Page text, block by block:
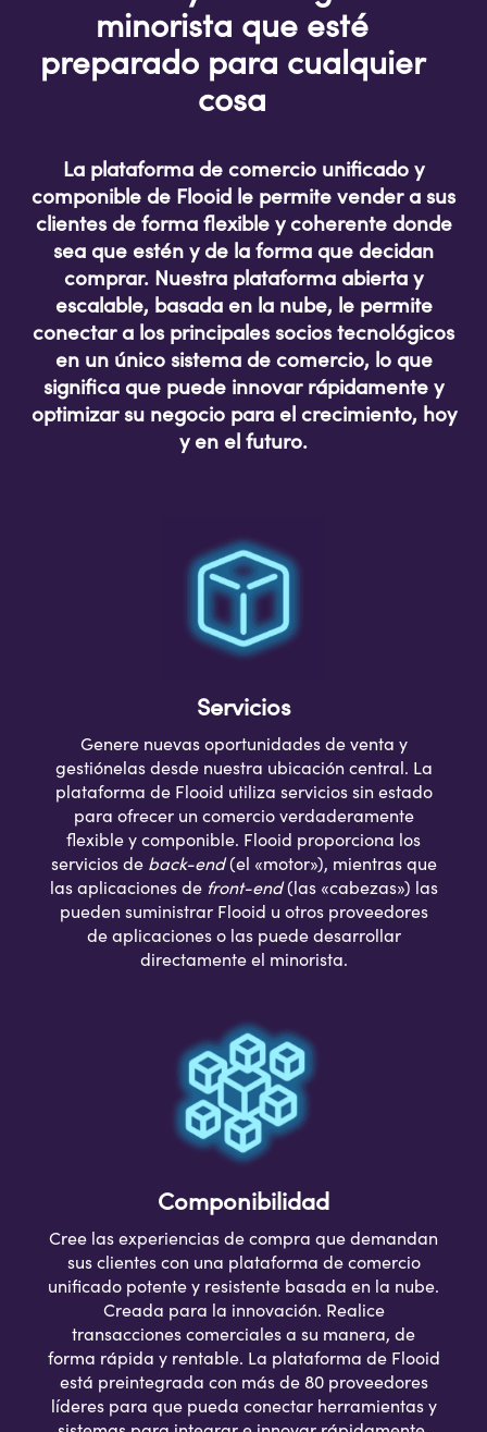
minorista que esté
preparado para cualquier
cosa
La plataforma de comercio unificado y
componible de Flooid le permite vender a sus
clientes de forma flexible y coherente donde
sea que estén y de la forma que decidan
comprar. Nuestra plataforma abierta y
escalable, basada en la nube, le permite
conectar a los principales socios tecnológicos
en un único sistema de comercio, lo que
significa que puede innovar rápidamente y
optimizar su negocio para el crecimiento, hoy
y en el futuro.
Componibilidad
Cree las experiencias de compra que demandan
sus clientes con una plataforma de comercio
unificado potente y resistente basada en la nube.
Creada para la innovación. Realice
transacciones comerciales a su manera, de
forma rápida y rentable. La plataforma de Flooid
está preintegrada con más de 80 proveedores
líderes para que pueda conectar herramientas y
Servicios
Genere nuevas oportunidades de venta y
gestiónelas desde nuestra ubicación central. La
plataforma de Flooid utiliza servicios sin estado
para ofrecer un comercio verdaderamente
flexible y componible. Flooid proporciona los
servicios de back-end(el «motor»), mientras que
las aplicaciones de front-end(las «cabezas») las
pueden suministrar Flooid u otros proveedores
de aplicaciones o las puede desarrollar
directamente el minorista.